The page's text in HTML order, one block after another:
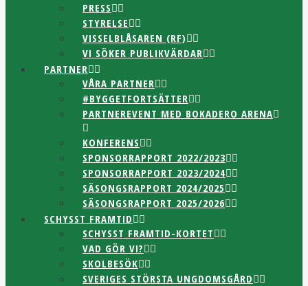
PRESS
STYRELSE
VISSELBLÅSAREN (RF)
VI SÖKER PUBLIKVÄRDAR
PARTNER
VÅRA PARTNER
#BYGGETFORTSÄTTER
PARTNEREVENT MED BOKADERO ARENA
KONFERENS
SPONSORRAPPORT 2022/2023
SPONSORRAPPORT 2023/2024
SÄSONGSRAPPORT 2024/2025
SÄSONGSRAPPORT 2025/2026
SCHYSST FRAMTID
SCHYSST FRAMTID-KORTET
VAD GÖR VI?
SKOLBESÖK
SVERIGES STÖRSTA UNGDOMSGÅRD